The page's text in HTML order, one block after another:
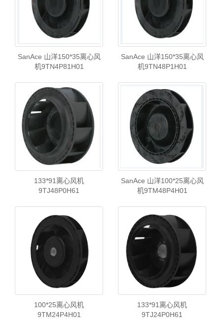
SanAce 山洋150*35离心风
机9TN4P81H01
SanAce 山洋150*35离心风
机9TN48P1H01
133*91离心风机
9TJ48P0H61
SanAce 山洋100*25离心风
机9TM48P4H01
100*25离心风机
9TM24P4H01
133*91离心风机
9TJ24P0H61